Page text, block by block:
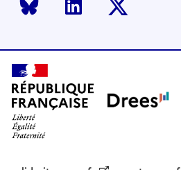
Bluesky LinkedInTwitter